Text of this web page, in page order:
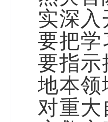
实深
要把学
要指示
地本领
对重